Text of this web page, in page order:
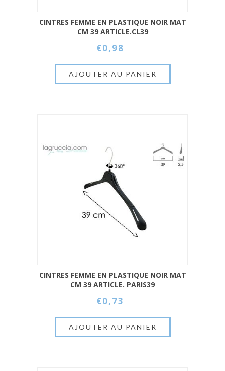
CINTRES FEMME EN PLASTIQUE NOIR MAT
CM 39 ARTICLE.CL39
€0,98
CINTRES FEMME EN PLASTIQUE NOIR MAT
CM 39 ARTICLE. PARIS39
€0,73